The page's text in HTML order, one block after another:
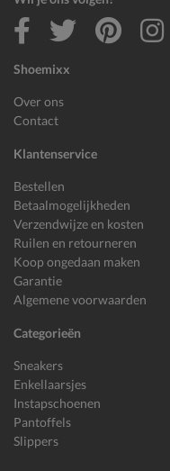
Shoemixx
Over ons
Contact
Klantenservice
Bestellen
Betaalmogelijkheden
Verzendwijze en kosten
Ruilen en retourneren
Koop ongedaan maken
Garantie
Algemene voorwaarden
Categorieën
Sneakers
Enkellaarsjes
Instapschoenen
Pantoffels
Slippers